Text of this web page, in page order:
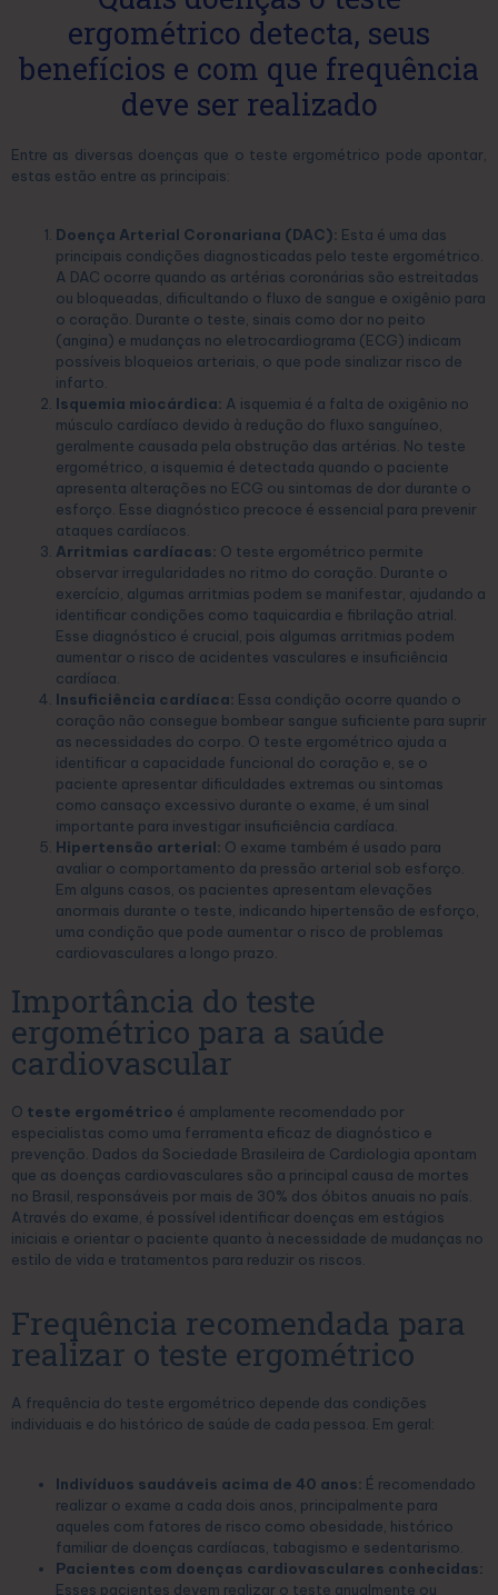
ergométrico detecta, seus
benefícios e com que frequência
deve ser realizado
Entre as diversas doenças que o teste ergométrico pode apontar,
estas estão entre as principais:
Doença Arterial Coronariana (DAC): Esta é uma das
principais condições diagnosticadas pelo teste ergométrico.
A DAC ocorre quando as artérias coronárias são estreitadas
ou bloqueadas, dificultando o fluxo de sangue e oxigênio para
o coração. Durante o teste, sinais como dor no peito
(angina) e mudanças no eletrocardiograma (ECG) indicam
possíveis bloqueios arteriais, o que pode sinalizar risco de
infarto.
Isquemia miocárdica: A isquemia é a falta de oxigênio no
músculo cardíaco devido à redução do fluxo sanguíneo,
geralmente causada pela obstrução das artérias. No teste
ergométrico, a isquemia é detectada quando o paciente
apresenta alterações no ECG ou sintomas de dor durante o
esforço. Esse diagnóstico precoce é essencial para prevenir
ataques cardíacos.
Arritmias cardíacas: O teste ergométrico permite
observar irregularidades no ritmo do coração. Durante o
exercício, algumas arritmias podem se manifestar, ajudando a
identificar condições como taquicardia e fibrilação atrial.
Esse diagnóstico é crucial, pois algumas arritmias podem
aumentar o risco de acidentes vasculares e insuficiência
cardíaca.
Insuficiência cardíaca: Essa condição ocorre quando o
coração não consegue bombear sangue suficiente para suprir
as necessidades do corpo. O teste ergométrico ajuda a
identificar a capacidade funcional do coração e, se o
paciente apresentar dificuldades extremas ou sintomas
como cansaço excessivo durante o exame, é um sinal
importante para investigar insuficiência cardíaca.
Hipertensão arterial: O exame também é usado para
avaliar o comportamento da pressão arterial sob esforço.
Em alguns casos, os pacientes apresentam elevações
anormais durante o teste, indicando hipertensão de esforço,
uma condição que pode aumentar o risco de problemas
cardiovasculares a longo prazo.
Importância do teste
ergométrico para a saúde
cardiovascular
O teste ergométrico é amplamente recomendado por
especialistas como uma ferramenta eficaz de diagnóstico e
prevenção. Dados da Sociedade Brasileira de Cardiologia apontam
que as doenças cardiovasculares são a principal causa de mortes
no Brasil, responsáveis por mais de 30% dos óbitos anuais no país.
Através do exame, é possível identificar doenças em estágios
iniciais e orientar o paciente quanto à necessidade de mudanças no
estilo de vida e tratamentos para reduzir os riscos.
Frequência recomendada para
realizar o teste ergométrico
A frequência do teste ergométrico depende das condições
individuais e do histórico de saúde de cada pessoa. Em geral:
Indivíduos saudáveis acima de 40 anos: É recomendado
realizar o exame a cada dois anos, principalmente para
aqueles com fatores de risco como obesidade, histórico
familiar de doenças cardíacas, tabagismo e sedentarismo.
Pacientes com doenças cardiovasculares conhecidas:
Esses pacientes devem realizar o teste anualmente ou